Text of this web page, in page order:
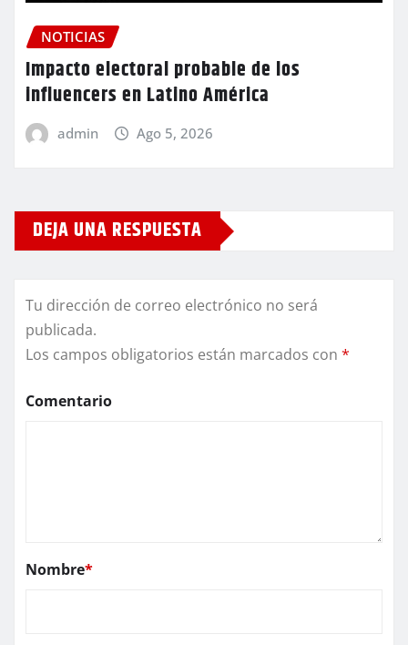
NOTICIAS
Impacto electoral probable de los
influencers en Latino América
admin Ago 5, 2026
DEJA UNA RESPUESTA
Tu dirección de correo electrónico no será
publicada.
Los campos obligatorios están marcados con *
Comentario
Nombre*